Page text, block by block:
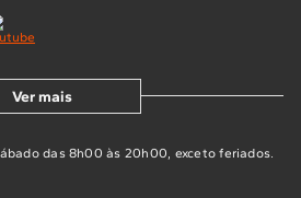
Ver mais
das 8h00 às 20h00, exceto feriados.